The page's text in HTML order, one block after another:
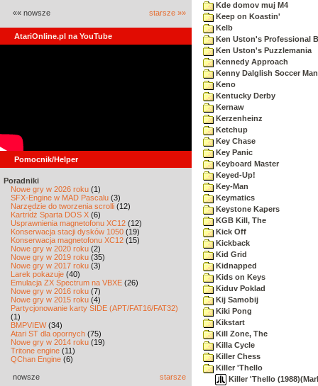
«« nowsze starsze »»
AtariOnline.pl na YouTube
Pomocnik/Helper
Poradniki
Nowe gry w 2026 roku (1)
SFX-Engine w MAD Pascalu (3)
Narzędzie do tworzenia scrolli (12)
Kartridż Sparta DOS X (6)
Usprawnienia magnetofonu XC12 (12)
Konserwacja stacji dysków 1050 (19)
Konserwacja magnetofonu XC12 (15)
Nowe gry w 2020 roku (2)
Nowe gry w 2019 roku (35)
Nowe gry w 2017 roku (3)
Larek pokazuje (40)
Emulacja ZX Spectrum na VBXE (26)
Nowe gry w 2016 roku (7)
Nowe gry w 2015 roku (4)
Partycjonowanie karty SIDE (APT/FAT16/FAT32)
(1)
BMPVIEW(34)
Atari ST dla opornych (75)
Nowe gry w 2014 roku (19)
Tritone engine (11)
QChan Engine (6)
nowsze starsze
Kde domov muj M4
Keep on Koastin'
Kelb
Ken Uston's Professional
Ken Uston's Puzzlemania
Kennedy Approach
Kenny Dalglish Soccer
Keno
Kentucky Derby
Kernaw
Kerzenheinz
Ketchup
Key Chase
Key Panic
Keyboard Master
Keyed-Up!
Key-Man
Keymatics
Keystone Kapers
KGB Kill, The
Kick Off
Kickback
Kid Grid
Kidnapped
Kids on Keys
Kiduv Poklad
Kij Samobij
Kiki Pong
Kikstart
Kill Zone, The
Killa Cycle
Killer Chess
Killer 'Thello
Killer 'Thello